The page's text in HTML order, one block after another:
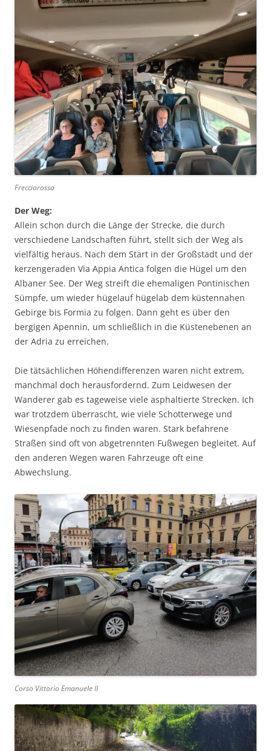
Frecciarossa
Der Weg:
Allein schon durch die Länge der Strecke, die durch
verschiedene Landschaften führt, stellt sich der Weg als
vielfältig heraus. Nach dem Start in der Großstadt und der
kerzengeraden Via Appia Antica folgen die Hügel um den
Albaner See. Der Weg streift die ehemaligen Pontinischen
Sümpfe, um wieder hügelauf hügelab dem küstennahen
Gebirge bis Formia zu folgen. Dann geht es über den
bergigen Apennin, um schließlich in die Küstenebenen an
der Adria zu erreichen.
Die tätsächlichen Höhendifferenzen waren nicht extrem,
manchmal doch herausfordernd. Zum Leidwesen der
Wanderer gab es tageweise viele asphaltierte Strecken. Ich
war trotzdem überrascht, wie viele Schotterwege und
Wiesenpfade noch zu finden waren. Stark befahrene
Straßen sind oft von abgetrennten Fußwegen begleitet. Auf
den anderen Wegen waren Fahrzeuge oft eine
Abwechslung.
Corso Vittorio Emanuele II